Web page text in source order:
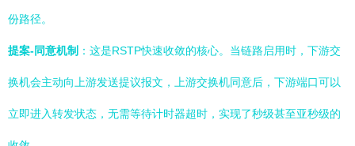
份路径。
提案-同意机制 ：这是RSTP快速收敛的核心。当链路启用时，下游交
换机会主动向上游发送提议报文，上游交换机同意后，下游端口可以
立即进入转发状态，无需等待计时器超时，实现了秒级甚至亚秒级的